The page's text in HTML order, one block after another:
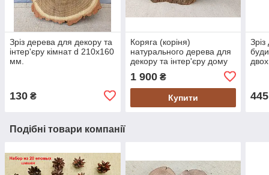
Зріз дерева для декору та
інтер'єру кімнат d 210х160
мм.
130 ₴
Коряга (коріня)
натурального дерева для
декору та інтер'єру дому
1 900₴
Купити 445
Подібні товари компанії